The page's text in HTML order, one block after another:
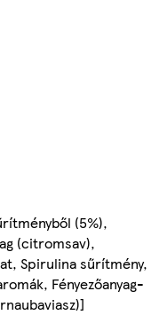
(5%),
(citromsav),
Spirulina sűrítmény,
Fényezőanyag-